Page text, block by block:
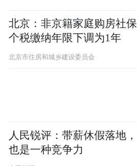
北京：非京籍家庭购房社保
个税缴纳年限下调为1年
北京市住房和城乡建设委员会
人民锐评：带薪休假落地，
也是一种竞争力